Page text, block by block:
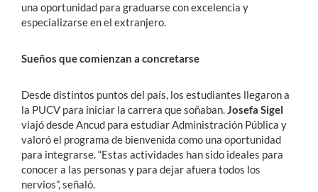
una oportunidad para graduarse con excelencia y
especializarse en el extranjero.
Sueños que comienzan a concretarse
Desde distintos puntos del país, los estudiantes llegaron a
la PUCV para iniciar la carrera que soñaban.Josefa Sigel
viajó desde Ancud para estudiar Administración Pública y
valoró el programa de bienvenida como una oportunidad
para integrarse. “Estas actividades han sido ideales para
conocer a las personas y para dejar afuera todos los
nervios”, señaló.